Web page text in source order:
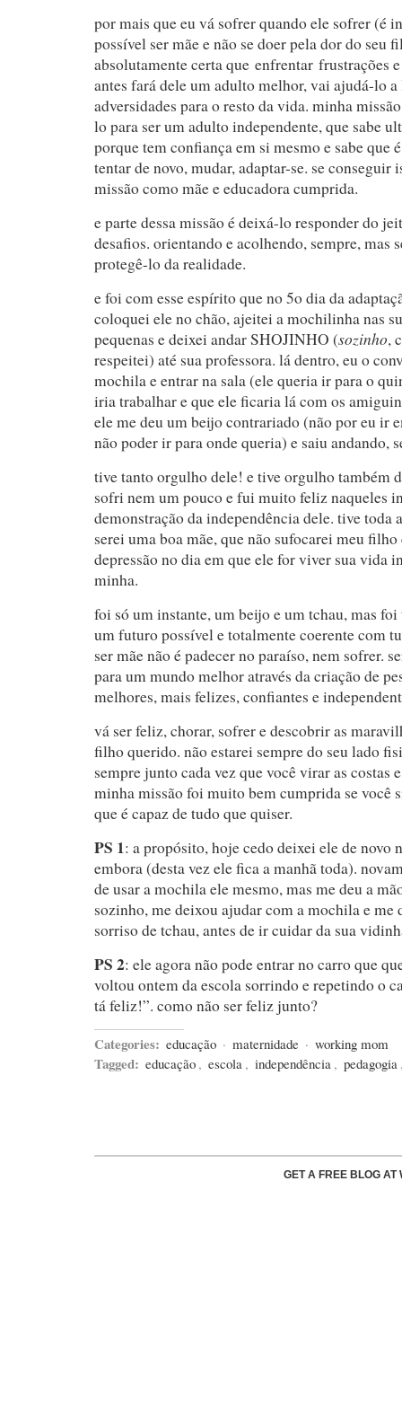
por mais que eu vá sofrer quando ele sofrer (é
possível ser mãe e não se doer pela dor do seu
absolutamente certa que enfrentar frustrações
antes fará dele um adulto melhor, vai ajudá-lo
adversidades para o resto da vida. minha
lo para ser um adulto independente, que sabe
porque tem confiança em si mesmo e sabe que
tentar de novo, mudar, adaptar-se. se conseguir
missão como mãe e educadora cumprida.
e parte dessa missão é deixá-lo responder do
desafios. orientando e acolhendo, sempre, mas
protegê-lo da realidade.
e foi com esse espírito que no 5o dia da
coloquei ele no chão, ajeitei a mochilinha nas
pequenas e deixei andar SHOJINHO (sozinho,
respeitei) até sua professora. lá dentro, eu o
mochila e entrar na sala (ele queria ir para o
iria trabalhar e que ele ficaria lá com os
ele me deu um beijo contrariado (não por eu ir
não poder ir para onde queria) e saiu andando,
tive tanto orgulho dele! e tive orgulho também
sofri nem um pouco e fui muito feliz naqueles
demonstração da independência dele. tive toda
serei uma boa mãe, que não sufocarei meu
depressão no dia em que ele for viver sua vida
minha.
foi só um instante, um beijo e um tchau, mas
um futuro possível e totalmente coerente com
ser mãe não é padecer no paraíso, nem sofrer.
para um mundo melhor através da criação de
melhores, mais felizes, confiantes e
vá ser feliz, chorar, sofrer e descobrir as
filho querido. não estarei sempre do seu lado
sempre junto cada vez que você virar as costas
minha missão foi muito bem cumprida se você
que é capaz de tudo que quiser.
PS 1: a propósito, hoje cedo deixei ele de novo
embora (desta vez ele fica a manhã toda).
de usar a mochila ele mesmo, mas me deu a
sozinho, me deixou ajudar com a mochila e me
sorriso de tchau, antes de ir cuidar da sua
PS 2: ele agora não pode entrar no carro que
voltou ontem da escola sorrindo e repetindo o
tá feliz!”. como não ser feliz junto?
Categories: educação · maternidade · working mom
Tagged: educação , escola , independência , pedagogia
GET A FREE BLOG AT